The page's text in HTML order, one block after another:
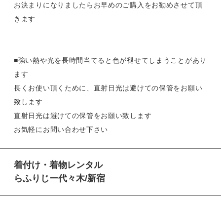
お決まりになりましたらお早めのご購入をお勧めさせて頂
きます
■強い熱や光を長時間当てると色が褪せてしまうことがあり
ます
長くお使い頂くために、直射日光は避けての保管をお願い
致します
直射日光は避けての保管をお願い致します
お気軽にお問い合わせ下さい
着付け・着物レンタル
らふりじー代々木/新宿